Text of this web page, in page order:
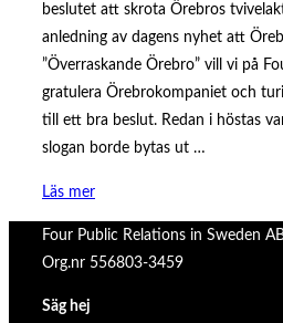
beslutet att skrota Örebros
anledning av dagens nyhet att
”Överraskande Örebro” vill vi på
gratulera Örebrokompaniet och
till ett bra beslut. Redan i höstas
slogan borde bytas ut …
Läs mer”Pressmeddelande:
Bra
Four Public Relations in Sweden
Org.nr 556803-3459
Säg hej